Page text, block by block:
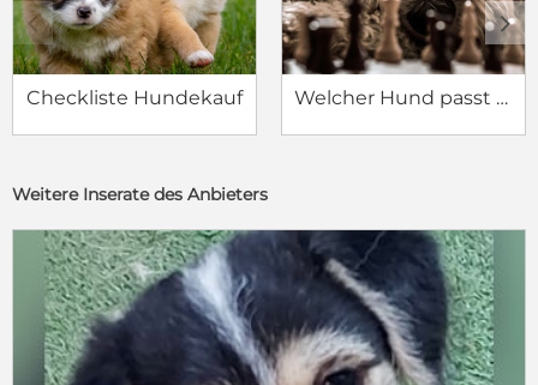
Checkliste Hundekauf Welcher Hund passt zu mir?
c d
Weitere Inserate des Anbieters